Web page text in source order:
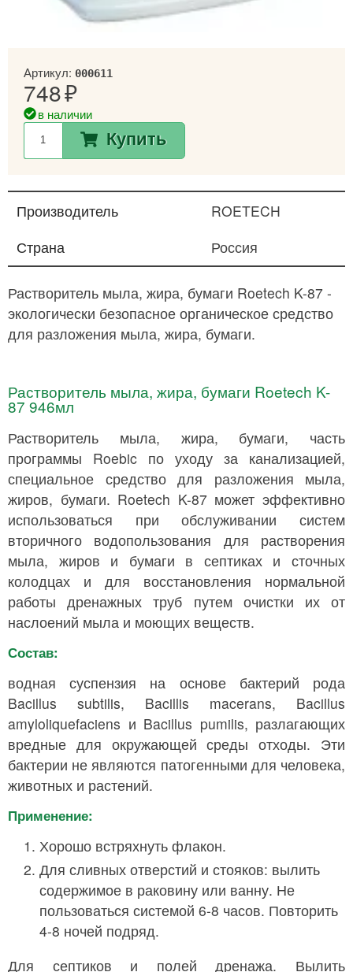
Артикул: 000611
748
в наличии
Купить
Производитель
ROETECH
Страна
Россия
Растворитель мыла, жира, бумаги Roetech K-87 -
экологически безопасное органическое средство
для разложения мыла, жира, бумаги.
Растворитель мыла, жира, бумаги Roetech K-
87 946мл
Растворитель мыла, жира, бумаги, часть
программы Roebic по уходу за канализацией,
специальное средство для разложения мыла,
жиров, бумаги. Roetech K-87 может эффективно
использоваться при обслуживании систем
вторичного водопользования для растворения
мыла, жиров и бумаги в септиках и сточных
колодцах и для восстановления нормальной
работы дренажных труб путем очистки их от
наслоений мыла и моющих веществ.
Состав:
водная суспензия на основе бактерий рода
Bacillus subtilis, Bacillis macerans, Bacillus
amyloliquefaciens и Bacillus pumilis, разлагающих
вредные для окружающей среды отходы. Эти
бактерии не являются патогенными для человека,
животных и растений.
Применение:
Хорошо встряхнуть флакон.
Для сливных отверстий и стояков: вылить
содержимое в раковину или ванну. Не
пользоваться системой 6-8 часов. Повторить
4-8 ночей подряд.
Для септиков и полей дренажа. Вылить